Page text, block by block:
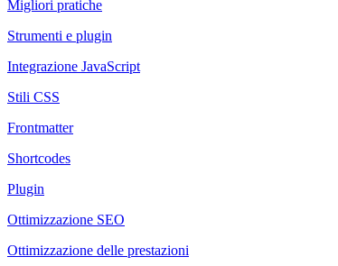
Migliori pratiche
Strumenti e plugin
Integrazione JavaScript
Stili CSS
Frontmatter
Shortcodes
Plugin
Ottimizzazione SEO
Ottimizzazione delle prestazioni